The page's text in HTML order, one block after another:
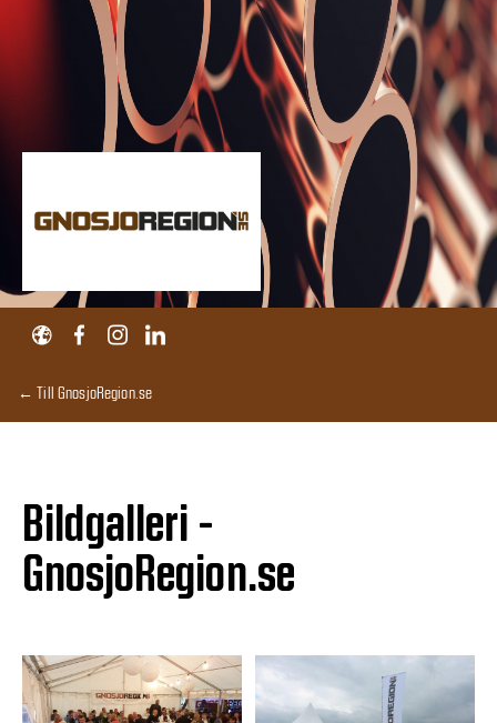
← Till GnosjoRegion.se
Bildgalleri -
GnosjoRegion.se